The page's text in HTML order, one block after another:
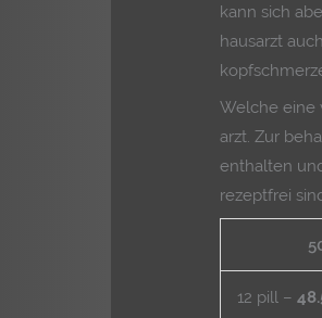
kann sich
hausarzt
Welche eine
arzt. Zur
enthalten
rezeptfrei
12 pill –